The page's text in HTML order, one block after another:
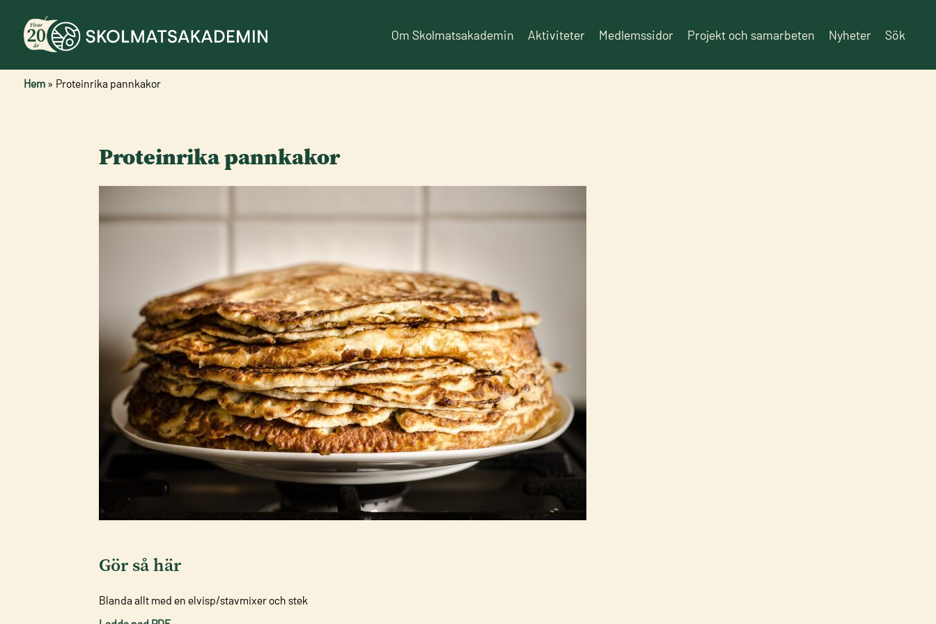
Om Skolmatsakademin Aktiviteter Medlemssidor Projekt och samarbeten Nyheter Sök
Hem» Proteinrika pannkakor
Proteinrika pannkakor
Gör så här
Blanda allt med en elvisp/stavmixer och stek